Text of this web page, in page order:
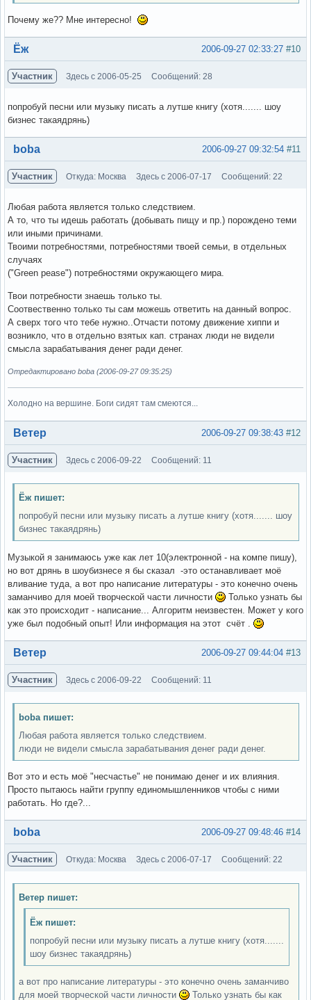
Почему же?? Мне интересно!
Вне форума #10
2006-09-27 02:33:27
Ёж
Участник Здесь с 2006-05-25 Сообщений: 28
попробуй песни или музыку писать а лутше книгу (хотя....... шоу
бизнес такаядрянь)
Вне форума #11
2006-09-27 09:32:54
boba
Участник Откуда: Москва Здесь с 2006-07-17 Сообщений: 22
Любая работа является только следствием.
А то, что ты идешь работать (добывать пищу и пр.) порождено теми
или иными причинами.
Твоими потребностями, потребностями твоей семьи, в отдельных
случаях
("Green pease") потребностями окружающего мира.
Твои потребности знаешь только ты.
Соотвественно только ты сам можешь ответить на данный вопрос.
А сверх того что тебе нужно..Отчасти потому движение хиппи и
возникло, что в отдельно взятых кап. странах люди не видели
смысла зарабатывания денег ради денег.
Отредактировано boba (2006-09-27 09:35:25)
Холодно на вершине. Боги сидят там смеются...
Вне форума #12
2006-09-27 09:38:43
Ветер
Участник Здесь с 2006-09-22 Сообщений: 11
Ёж пишет:
попробуй песни или музыку писать а лутше книгу (хотя....... шоу
бизнес такаядрянь)
Музыкой я занимаюсь уже как лет 10(электронной - на компе пишу),
но вот дрянь в шоубизнесе я бы сказал -это останавливает моё
вливание туда, а вот про написание литературы - это конечно очень
заманчиво для моей творческой части личности
Только узнать бы
как это происходит - написание... Алгоритм неизвестен. Может у кого
уже был подобный опыт! Или информация на этот счёт .
Вне форума #13
2006-09-27 09:44:04
Ветер
Участник Здесь с 2006-09-22 Сообщений: 11
boba пишет:
Любая работа является только следствием.
люди не видели смысла зарабатывания денег ради денег.
Вот это и есть моё "несчастье" не понимаю денег и их влияния.
Просто пытаюсь найти группу единомышленников чтобы с ними
работать. Но где?...
Вне форума #14
2006-09-27 09:48:46
boba
Участник Откуда: Москва Здесь с 2006-07-17 Сообщений: 22
Ветер пишет:
Ёж пишет:
попробуй песни или музыку писать а лутше книгу (хотя.......
шоу бизнес такаядрянь)
а вот про написание литературы - это конечно очень заманчиво
для моей творческой части личности
Только узнать бы как